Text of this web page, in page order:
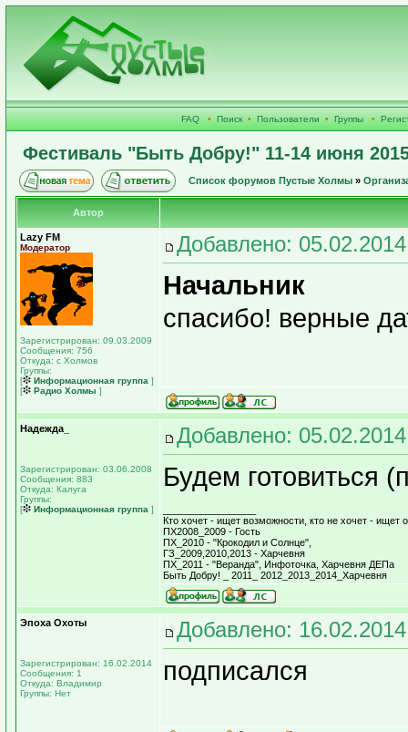
FAQ • Поиск • Пользователи • Группы •
Фестиваль "Быть Добру!" 11-14 июня
Список форумов Пустые Холмы »
Автор
Lazy FM
Модератор
Зарегистрирован: 09.03.2009
Сообщения: 756
Откуда: с Холмов
Группы:
[
Информационная группа ]
[
Радио Холмы ]
Добавлено:
Начальник
спасибо! верные
Надежда_
Зарегистрирован: 03.06.2008
Сообщения: 883
Откуда: Калуга
Группы:
[
Информационная группа ]
Добавлено:
Будем готовиться
Кто хочет - ищет возможности, кто не хочет - ищет
ПХ2008_2009 - Гость
ПХ_2010 - "Крокодил и Солнце",
ГЗ_2009,2010,2013 - Харчевня
ПХ_2011 - "Веранда", Инфоточка, Харчевня ДЕПа
Быть Добру! _ 2011_ 2012_2013_2014_Харчевня
Эпоха Охоты
Зарегистрирован: 16.02.2014
Сообщения: 1
Откуда: Владимир
Группы: Нет
Добавлено:
подписался